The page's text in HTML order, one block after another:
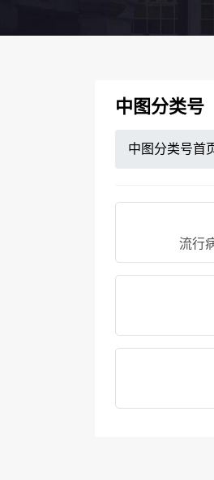
中图分类号
中图分类号首
流行